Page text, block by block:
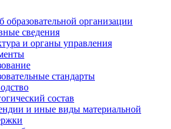
образовательной организации
сведения
и органы управления
стандарты
состав
и иные виды материальной